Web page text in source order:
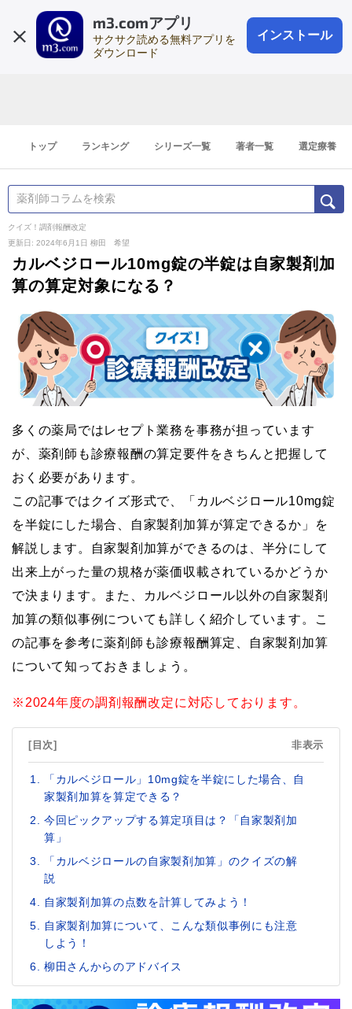
m3.comアプリ
サクサク読める無料アプリを
ダウンロード
インストール
会員登録
登録1分
トップ ランキング シリーズ一覧 著者一覧 選定療養
クイズ！調剤報酬改定
更新日: 2024年6月1日 柳田 希望
カルベジロール10mg錠の半錠は自家製剤加
算の算定対象になる？
多くの薬局ではレセプト業務を事務が担っています
が、薬剤師も診療報酬の算定要件をきちんと把握して
おく必要があります。
この記事ではクイズ形式で、「カルベジロール10mg錠
を半錠にした場合、自家製剤加算が算定できるか」を
解説します。自家製剤加算ができるのは、半分にして
出来上がった量の規格が薬価収載されているかどうか
で決まります。また、カルベジロール以外の自家製剤
加算の類似事例についても詳しく紹介しています。こ
の記事を参考に薬剤師も診療報酬算定、自家製剤加算
について知っておきましょう。
※2024年度の調剤報酬改定に対応しております。
[目次] 非表示
「カルベジロール」10mg錠を半錠にした場合、自
家製剤加算を算定できる？
今回ピックアップする算定項目は？「自家製剤加
算」
「カルベジロールの自家製剤加算」のクイズの解
説
自家製剤加算の点数を計算してみよう！
自家製剤加算について、こんな類似事例にも注意
しよう！
柳田さんからのアドバイス